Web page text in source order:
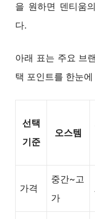
을 원하면 덴티움
다.
아래 표는 주요 브
택 포인트를 한눈
선택
기준
오스템
가격
중간~고
가